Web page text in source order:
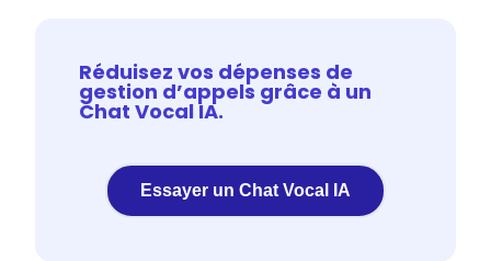
Réduisez vos dépenses de
gestion d’appels grâce à un
Chat Vocal IA.
Essayer un Chat Vocal IA